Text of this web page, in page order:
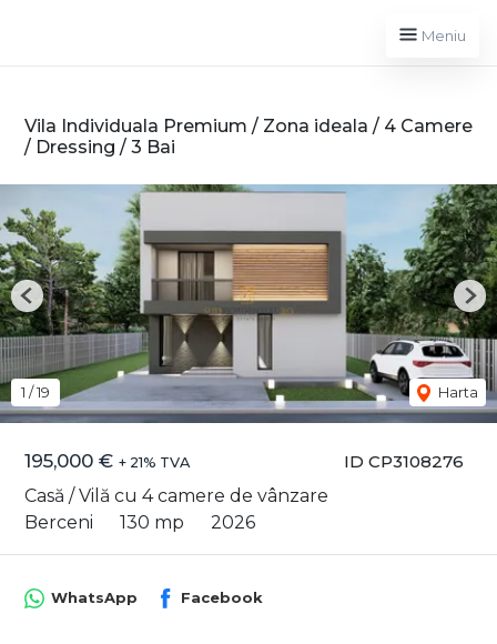
Meniu
Vila Individuala Premium / Zona ideala / 4 Camere
/ Dressing / 3 Bai
ID CP3108276
195,000 € + 21% TVA
Casă / Vilă cu 4 camere de vânzare
Berceni
130 mp 2026
1 /19 Harta
Previous
WhatsApp Facebook